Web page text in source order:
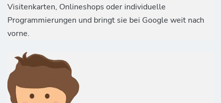
Visitenkarten, Onlineshops oder individuelle
Programmierungen und bringt sie bei Google weit nach
vorne.